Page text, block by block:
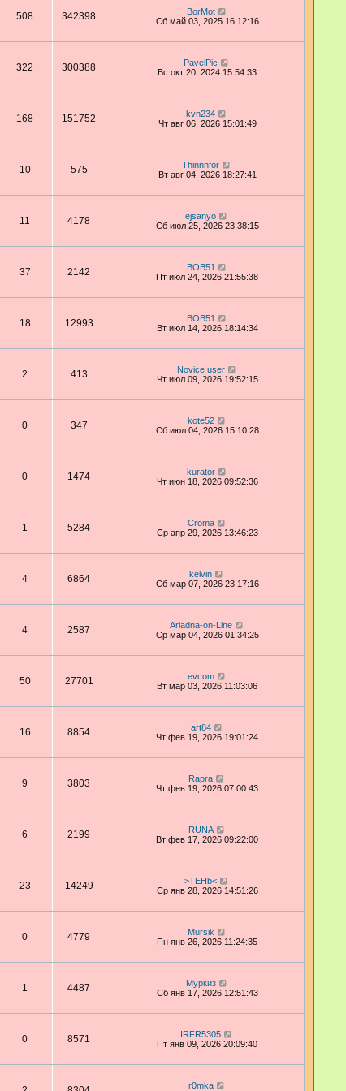
508 342398
BorMot
Сб май 03, 2025 16:12:16
322 300388
PavelPic
Вс окт 20, 2024 15:54:33
168 151752
kvn234
Чт авг 06, 2026 15:01:49
10 575
Thinnnfor
Вт авг 04, 2026 18:27:41
11 4178
ejsanyo
Сб июл 25, 2026 23:38:15
37 2142
BOB51
Пт июл 24, 2026 21:55:38
18 12993
BOB51
Вт июл 14, 2026 18:14:34
2 413
Novice user
Чт июл 09, 2026 19:52:15
0 347
kote52
Сб июл 04, 2026 15:10:28
0 1474
kurator
Чт июн 18, 2026 09:52:36
1 5284
Croma
Ср апр 29, 2026 13:46:23
4 6864
kelvin
Сб мар 07, 2026 23:17:16
4 2587
Ariadna-on-Line
Ср мар 04, 2026 01:34:25
50 27701
evcom
Вт мар 03, 2026 11:03:06
16 8854
art84
Чт фев 19, 2026 19:01:24
9 3803
Rapra
Чт фев 19, 2026 07:00:43
6 2199
RUNA
Вт фев 17, 2026 09:22:00
23 14249
>TEHb<
Ср янв 28, 2026 14:51:26
0 4779
Mursik
Пн янв 26, 2026 11:24:35
1 4487
Муркиз
Сб янв 17, 2026 12:51:43
0 8571
IRFR5305
Пт янв 09, 2026 20:09:40
r0mka